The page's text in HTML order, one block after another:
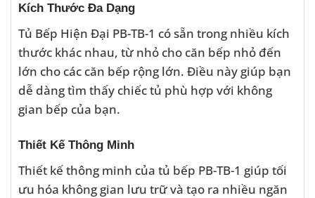
Kích Thước Đa Dạng
Tủ Bếp Hiện Đại PB-TB-1 có sẵn trong nhiều kích
thước khác nhau, từ nhỏ cho căn bếp nhỏ đến
lớn cho các căn bếp rộng lớn. Điều này giúp bạn
dễ dàng tìm thấy chiếc tủ phù hợp với không
gian bếp của bạn.
Thiết Kế Thông Minh
Thiết kế thông minh của tủ bếp PB-TB-1 giúp tối
ưu hóa không gian lưu trữ và tạo ra nhiều ngăn